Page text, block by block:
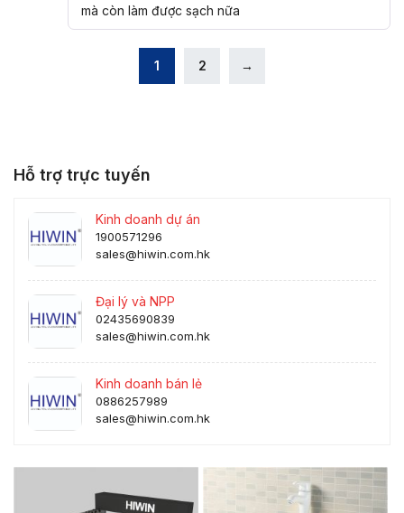
mà còn làm được sạch nữa
1 2 →
Hỗ trợ trực tuyến
Kinh doanh dự án
1900571296
sales@hiwin.com.hk
Đại lý và NPP
02435690839
sales@hiwin.com.hk
Kinh doanh bán lẻ
0886257989
sales@hiwin.com.hk